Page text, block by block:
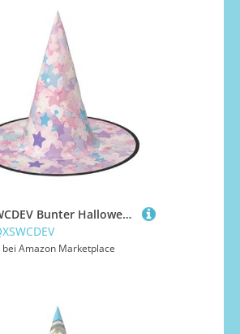
ZAQXSWCDEV Bunter Halloween-Hut – gruseliges Party-Kostüm-Accessoire mit Volldruck-Design – leichter, faltbarer Hexenhut für Halloween, Karneval, Maskerade & Rollenspiel-Events
Amazon Marketplace